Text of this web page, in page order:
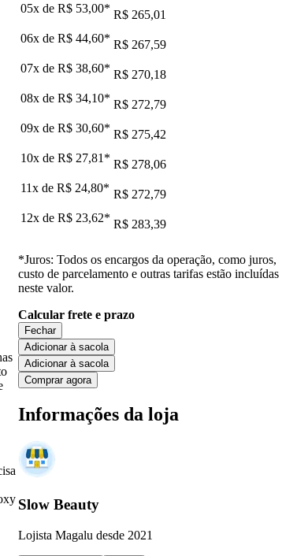
05x de R$ 53,00* R$ 265,01
06x de R$ 44,60* R$ 267,59
07x de R$ 38,60* R$ 270,18
08x de R$ 34,10* R$ 272,79
09x de R$ 30,60* R$ 275,42
10x de R$ 27,81 * R$ 278,06
11x de R$ 24,80* R$ 272,79
12x de R$ 23,62* R$ 283,39
*Juros: Todos os encargos da operação, como juros,
custo de parcelamento e outras tarifas estão incluídas
neste valor.
Calcular frete e prazo
Fechar
Adicionar à sacola
Adicionar à sacola
Comprar agora
Informações da loja
Slow Beauty
Lojista Magalu desde 2021